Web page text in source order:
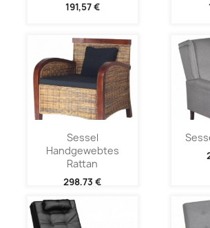
191,57 €
Sessel
Handgewebtes
Rattan
298,73 €